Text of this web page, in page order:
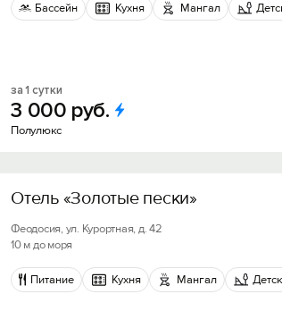
Бассейн Кухня Мангал
за 1 сутки
3 000 руб.
Полулюкс
Отель «Золотые пески»
Феодосия, ул. Курортная, д. 42
10 м до моря
Питание Кухня Мангал